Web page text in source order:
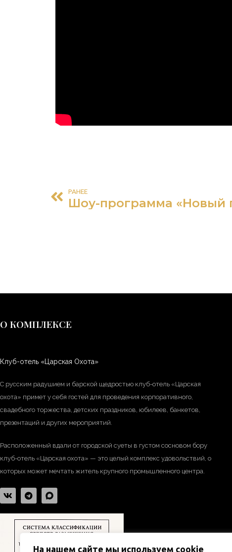
На нашем сайте мы используем cookie
РАНЕЕ
О КОМПЛЕКСЕ
Клуб-отель «Царская Охота»
С русским радушием и барской щедростью клуб-отель «Царская
охота» примет у себя гостей для проведения корпоративного,
свадебного торжества, детских праздников, юбилеев, банкетов,
презентаций и других мероприятий.
Расположенный вдали от городской суеты в густом сосновом бору
клуб-отель «Царская охота» — это целый комплекс удовольствий, о
которых может мечтать житель крупного промышленного центра.